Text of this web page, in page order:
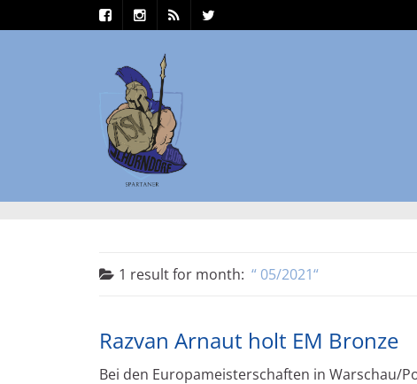
1 result for month: 05/2021
Razvan Arnaut holt EM Bronze
Bei den Europameisterschaften in Warschau/